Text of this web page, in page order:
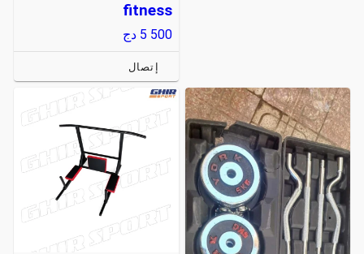
fitness
5 500 دج
إتصال